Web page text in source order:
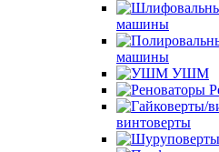
машины
машины
УШМ
винтоверты